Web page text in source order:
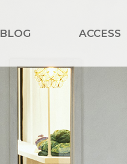
BLOG ACCESS